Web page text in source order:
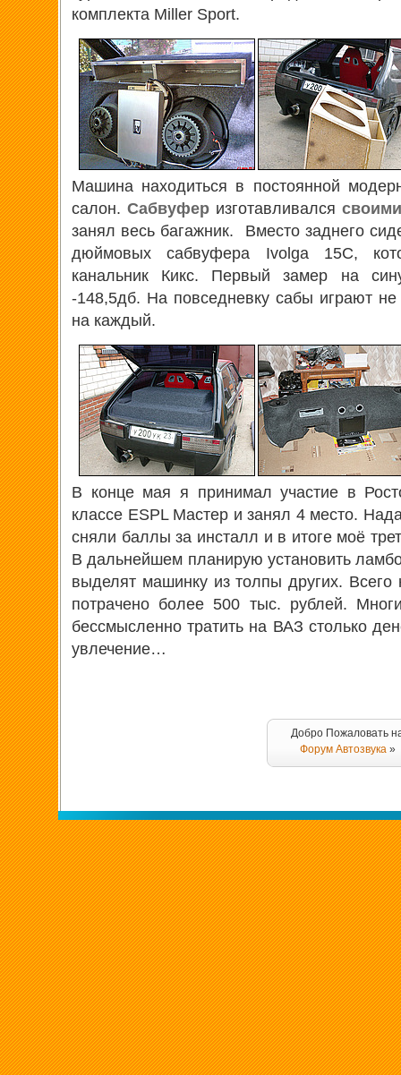
комплекта Miller Sport.
Машина находиться в постоянной
салон. Сабвуфер изготавливался
занял весь багажник. Вместо заднего
дюймовых сабвуфера Ivolga 15C,
канальник Кикс. Первый замер на
-148,5дб. На повседневку сабы играют
на каждый.
В конце мая я принимал участие в
классе ESPL Мастер и занял 4 место.
сняли баллы за инсталл и в итоге моё
В дальнейшем планирую установить
выделят машинку из толпы других.
потрачено более 500 тыс. рублей.
бессмысленно тратить на ВАЗ столько
увлечение…
Добро Пожаловать
Форум Автозвука»